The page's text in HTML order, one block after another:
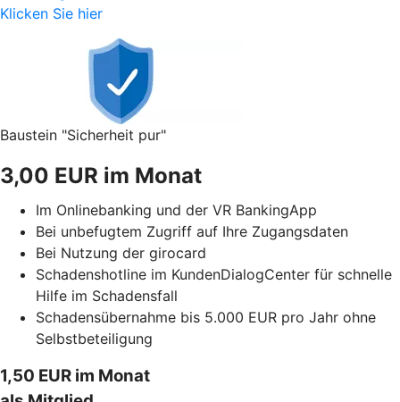
Klicken Sie hier
Baustein "Sicherheit pur"
3,00 EUR im Monat
Im Onlinebanking und der VR BankingApp
Bei unbefugtem Zugriff auf Ihre Zugangsdaten
Bei Nutzung der girocard
Schadenshotline im KundenDialogCenter für schnelle
Hilfe im Schadensfall
Schadensübernahme bis 5.000 EUR pro Jahr ohne
Selbstbeteiligung
1,50 EUR im Monat